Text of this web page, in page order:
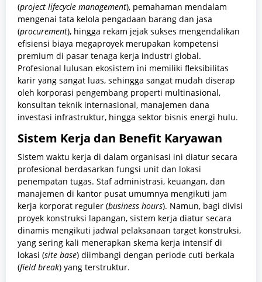
(project lifecycle management), pemahaman mendalam
mengenai tata kelola pengadaan barang dan jasa
(procurement), hingga rekam jejak sukses mengendalikan
efisiensi biaya megaproyek merupakan kompetensi
premium di pasar tenaga kerja industri global.
Profesional lulusan ekosistem ini memiliki fleksibilitas
karir yang sangat luas, sehingga sangat mudah diserap
oleh korporasi pengembang properti multinasional,
konsultan teknik internasional, manajemen dana
investasi infrastruktur, hingga sektor bisnis energi hulu.
Sistem Kerja dan Benefit Karyawan
Sistem waktu kerja di dalam organisasi ini diatur secara
profesional berdasarkan fungsi unit dan lokasi
penempatan tugas. Staf administrasi, keuangan, dan
manajemen di kantor pusat umumnya mengikuti jam
kerja korporat reguler (business hours). Namun, bagi divisi
proyek konstruksi lapangan, sistem kerja diatur secara
dinamis mengikuti jadwal pelaksanaan target konstruksi,
yang sering kali menerapkan skema kerja intensif di
lokasi (site base) diimbangi dengan periode cuti berkala
(field break) yang terstruktur.